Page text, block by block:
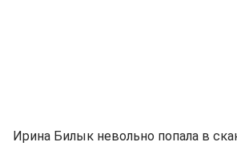
Ирина Билык невольно попала в